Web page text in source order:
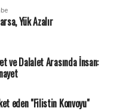
Yük Azalır
ve Dalalet Arasında İnsan:
eden "Filistin Konvoyu"